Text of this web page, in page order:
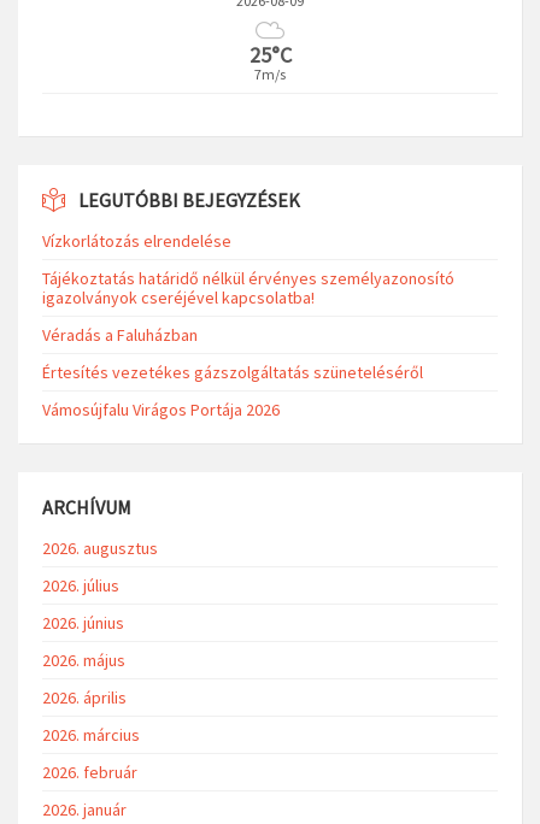
25°C
7m/s
LEGUTÓBBI BEJEGYZÉSEK
Vízkorlátozás elrendelése
Tájékoztatás határidő nélkül érvényes személyazonosító
igazolványok cseréjével kapcsolatba!
Véradás a Faluházban
Értesítés vezetékes gázszolgáltatás szüneteléséről
Vámosújfalu Virágos Portája 2026
ARCHÍVUM
2026. augusztus
2026. július
2026. június
2026. május
2026. április
2026. március
2026. február
2026. január